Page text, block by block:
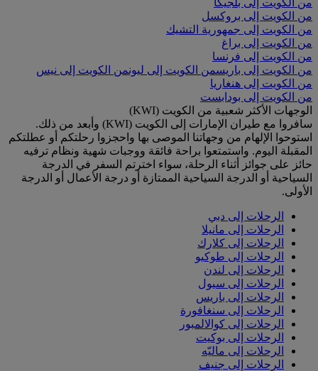
من الكويت إلى بروكسل
من الكويت إلى جمهورية التشيك
من الكويت إلى براغ
من الكويت إلى فرنسا
من الكويت إلى باريسمن الكويت إلى ليونمن الكويت إلى نيس
من الكويت إلى هنغاريا
من الكويت إلى بودابست
الوجهات الأكثر شعبية من الكويت (KWI)
سافروا مع طيران الإمارات إلى الكويت (KWI) وأبعد من ذلك.
استوحوا الإلهام من وجهاتنا الموصى بها واحجزوا رحلتكم أو عطلتكم
المقبلة اليوم. واستمتعوا براحة فائقة ووجبات شهية ونظام ترفيه
حائز على جوائز أثناء الرحلة، سواء اخترتم السفر في الدرجة
السياحية أو الدرجة السياحية الممتازة أو درجة الأعمال أو الدرجة
الأولى.
الرحلات إلى دبي
الرحلات إلى مانيلا
الرحلات إلى كلارك
الرحلات إلى طوكيو
الرحلات إلى لندن
الرحلات إلى سيول
الرحلات إلى باريس
الرحلات إلى سنغافورة
الرحلات إلى كوالالمبور
الرحلات إلى بوكيت
الرحلات إلى ماليّه
الرحلات إلى جنيف